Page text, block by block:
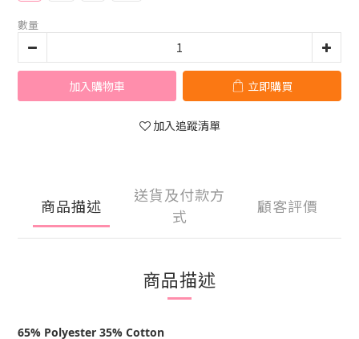
數量
加入購物車 立即購買
加入追蹤清單
商品描述
送貨及付款方
式
顧客評價
商品描述
65% Polyester 35% Cotton